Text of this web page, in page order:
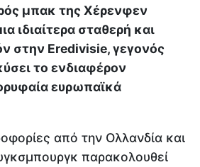
μπακ της Χέρενφεν
ιδιαίτερα σταθερή και
στην Eredivisie, γεγονός
το ενδιαφέρον
ευρωπαϊκά
από την Ολλανδία και
παρακολουθεί